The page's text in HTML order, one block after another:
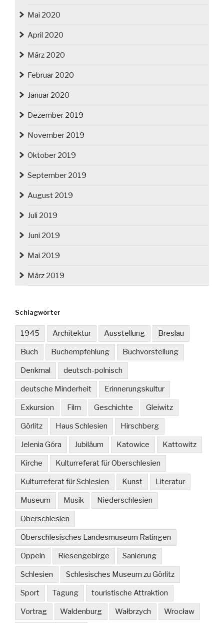
Mai 2020
April 2020
März 2020
Februar 2020
Januar 2020
Dezember 2019
November 2019
Oktober 2019
September 2019
August 2019
Juli 2019
Juni 2019
Mai 2019
März 2019
Schlagwörter
1945 Architektur Ausstellung Breslau
Buch Buchempfehlung Buchvorstellung
Denkmal deutsch-polnisch
deutsche Minderheit Erinnerungskultur
Exkursion Film Geschichte Gleiwitz
Görlitz Haus Schlesien Hirschberg
Jelenia Góra Jubiläum Katowice Kattowitz
Kirche Kulturreferat für Oberschlesien
Kulturreferat für Schlesien Kunst Literatur
Museum Musik Niederschlesien
Oberschlesien
Oberschlesisches Landesmuseum Ratingen
Oppeln Riesengebirge Sanierung
Schlesien Schlesisches Museum zu Görlitz
Sport Tagung touristische Attraktion
Vortrag Waldenburg Wałbrzych Wrocław